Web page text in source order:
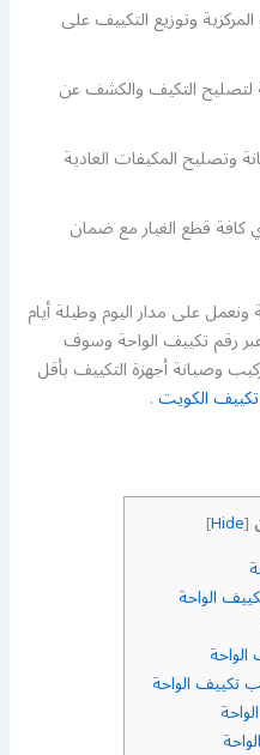
وتوزيع التكييف على
التكيف والكشف عن
وتصليح المكيفات العادية
كافة قطع الغيار مع ضمان
على مدار اليوم وطيلة أيام
رقم تكييف الواحة وسوف
وصيانة أجهزة التكييف بأقل
الكويت.
[
Hide
]
الواحة
الواحة